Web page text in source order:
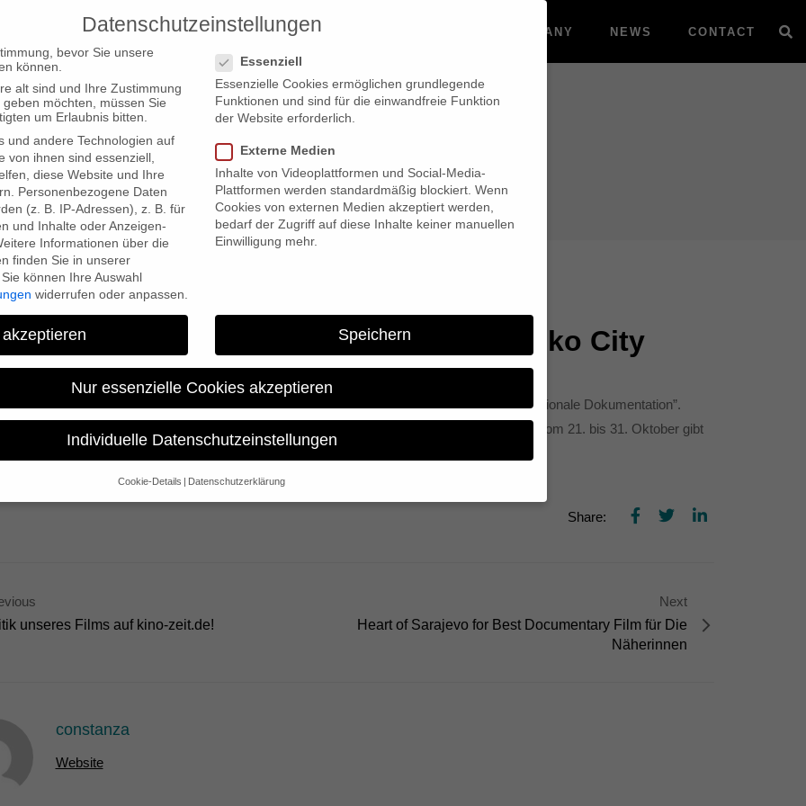
PRODUCTIONS COMPANY NEWS CONTACT
Mexiko City
Herbstgold von Jan Tenhaven in Mexiko City
von Jan Tenhaven in Mexiko City auf dem DOCSDF 2010 in der Kategorie “beste internationale Dokumentation”.
über das 5° Festival Internacional de Cine Documental de la Ciudad de México vom 21. bis 31. Oktober gibt
Share:
unseres Films auf kino-zeit.de!
Next
Heart of Sarajevo for Best Documentary Film für Die
Näherinnen
constanza
Website
Datenschutzeinstellungen
bevor Sie unsere
können.
alt sind und Ihre Zustimmung
möchten, müssen Sie
um Erlaubnis bitten.
und andere Technologien auf
von ihnen sind essenziell,
diese Website und Ihre
Personenbezogene Daten
(z. B. IP-Adressen), z. B. für
und Inhalte oder Anzeigen-
Informationen über die
finden Sie in unserer
Sie können Ihre Auswahl
widerrufen oder anpassen.
Essenziell
Essenzielle Cookies ermöglichen grundlegende
Funktionen und sind für die einwandfreie Funktion
der Website erforderlich.
Externe Medien
Inhalte von Videoplattformen und Social-Media-
Plattformen werden standardmäßig blockiert. Wenn
Cookies von externen Medien akzeptiert werden,
bedarf der Zugriff auf diese Inhalte keiner manuellen
Einwilligung mehr.
Speichern
Nur essenzielle Cookies akzeptieren
Individuelle Datenschutzeinstellungen
Cookie-Details Datenschutzerklärung
Datenschutzeinstellungen
z. B. für personalisierte Anzeigen und Inhalte oder Anzeigen- und Inhaltsmessung.
die Verwendung Ihrer Daten finden Sie in unserer
Datenschutzerklärung.
über alle verwendeten Cookies. Sie können Ihre Einwilligung zu ganzen Kategorien
Informationen anzeigen lassen und so nur bestimmte Cookies auswählen.
grundlegende Funktionen und sind für die einwandfreie Funktion der Website erforderlich.